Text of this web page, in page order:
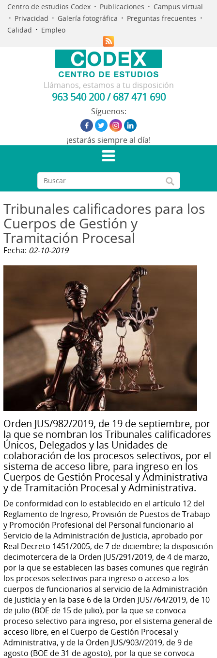
Centro de estudios Codex · Publicaciones · Campus virtual
· Privacidad · Galería fotográfica · Preguntas frecuentes ·
Calidad · Empleo
Llámanos, estamos a tu disposición
963 540 200/687 471 690
Síguenos:
¡estarás siempre al día!
Tribunales calificadores para los
Cuerpos de Gestión y
Tramitación Procesal
Fecha: 02-10-2019
Orden JUS/982/2019, de 19 de septiembre, por
la que se nombran los Tribunales calificadores
Únicos, Delegados y las Unidades de
colaboración de los procesos selectivos, por el
sistema de acceso libre, para ingreso en los
Cuerpos de Gestión Procesal y Administrativa
y de Tramitación Procesal y Administrativa.
De conformidad con lo establecido en el artículo 12 del
Reglamento de Ingreso, Provisión de Puestos de Trabajo
y Promoción Profesional del Personal funcionario al
Servicio de la Administración de Justicia, aprobado por
Real Decreto 1451/2005, de 7 de diciembre; la disposición
decimotercera de la Orden JUS/291/2019, de 4 de marzo,
por la que se establecen las bases comunes que regirán
los procesos selectivos para ingreso o acceso a los
cuerpos de funcionarios al servicio de la Administración
de Justicia y en la base 6 de la Orden JUS/764/2019, de 10
de julio (BOE de 15 de julio), por la que se convoca
proceso selectivo para ingreso, por el sistema general de
acceso libre, en el Cuerpo de Gestión Procesal y
Administrativa, y de la Orden JUS/903//2019, de 9 de
agosto (BOE de 31 de agosto), por la que se convoca